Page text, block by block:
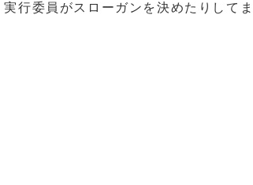
行委員がスローガンを決めたりして